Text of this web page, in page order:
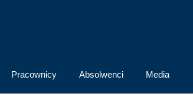
Pracownicy Absolwenci Media